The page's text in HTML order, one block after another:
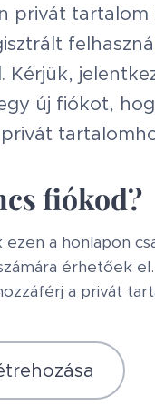
privát tartalom
Kérjük,
új fiókot,
privát
fiókod?
ezen a honlapon
érhetőek
a privát